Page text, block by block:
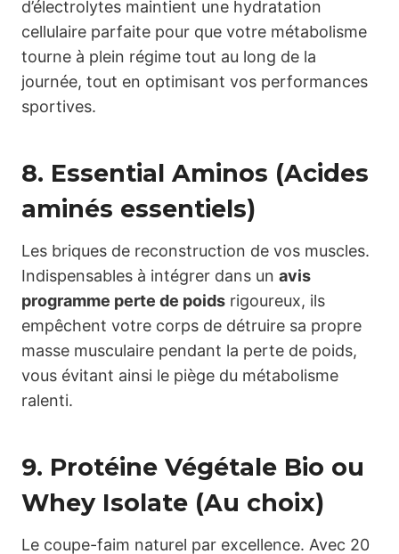
d’électrolytes maintient une hydratation
cellulaire parfaite pour que votre métabolisme
tourne à plein régime tout au long de la
journée, tout en optimisant vos performances
sportives.
8. Essential Aminos (Acides
aminés essentiels)
Les briques de reconstruction de vos muscles.
Indispensables à intégrer dans un avis
programme perte de poids rigoureux, ils
empêchent votre corps de détruire sa propre
masse musculaire pendant la perte de poids,
vous évitant ainsi le piège du métabolisme
ralenti.
9. Protéine Végétale Bio ou
Whey Isolate (Au choix)
Le coupe-faim naturel par excellence. Avec 20